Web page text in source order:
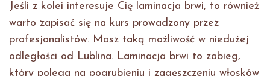
Jeśli z kolei interesuje Cię laminacja brwi, to również
warto zapisać się na kurs prowadzony przez
profesjonalistów. Masz taką możliwość w niedużej
odległości od Lublina. Laminacja brwi to zabieg,
który polega na pogrubieniu i zagęszczeniu włosków